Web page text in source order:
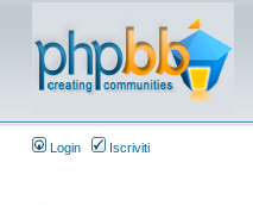
Login Iscriviti